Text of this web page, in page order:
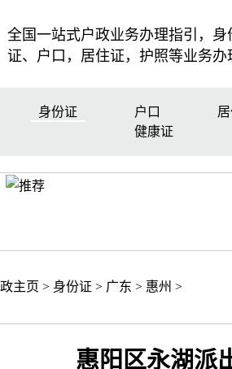
全国一站式户政业务办理指引，身
证、户口，居住证，护照等业务办
身份证 户口
健康证
主页 > 身份证 > 广东 > 惠州 >
惠阳区永湖派